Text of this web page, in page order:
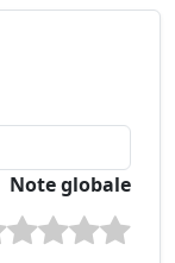
Note globale